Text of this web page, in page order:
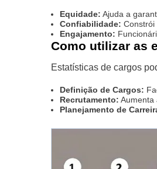
Equidade: Ajuda a
Confiabilidade: Constrói
Engajamento:
Como utilizar as
Estatísticas de cargos
Definição de Cargos:
Recrutamento: Aumenta
Planejamento de